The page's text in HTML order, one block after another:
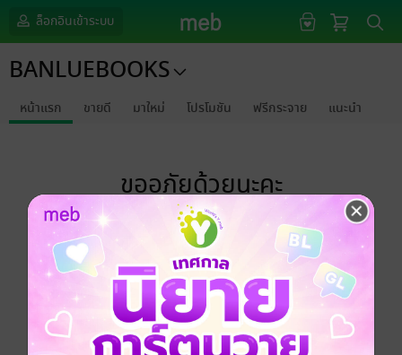
ล็อกอินเข้าระบบ
BANLUEBOOKS
หน้าแรก ขายดี มาใหม่ โปรโมชัน ฟรีกระจาย แนะนำ
ขออภัยด้วยนะคะ
ไม่พบข้อมูลในหัวข้อที่คุณกำลังชมค่ะ